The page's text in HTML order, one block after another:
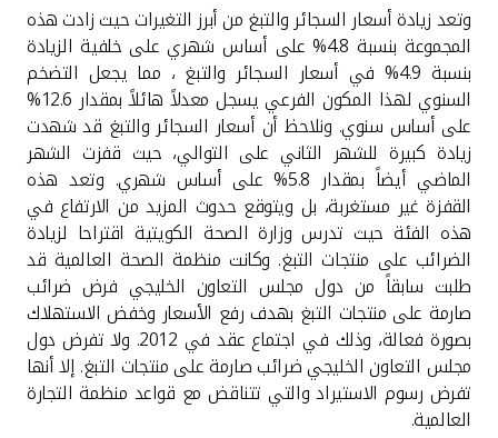
وتعد زيادة أسعار السجائر والتبغ من أبرز التغيرات حيث زادت هذه
المجموعة بنسبة 4.8% على أساس شهري على خلفية الزيادة
بنسبة 4.9% في أسعار السجائر والتبغ ، مما يجعل التضخم
السنوي لهذا المكون الفرعي يسجل معدلاً هائلاً بمقدار 12.6%
على أساس سنوي. ونلاحظ أن أسعار السجائر والتبغ قد شهدت
زيادة كبيرة للشهر الثاني على التوالي، حيث قفزت الشهر
الماضي أيضاً بمقدار 5.8% على أساس شهري. وتعد هذه
القفزة غير مستغربة، بل ويتوقع حدوث المزيد من الارتفاع في
هذه الفئة حيث تدرس وزارة الصحة الكويتية اقتراحا لزيادة
الضرائب على منتجات التبغ. وكانت منظمة الصحة العالمية قد
طلبت سابقاً من دول مجلس التعاون الخليجي فرض ضرائب
صارمة على منتجات التبغ بهدف رفع الأسعار وخفض الاستهلاك
بصورة فعالة، وذلك في اجتماع عقد في 2012. ولا تفرض دول
مجلس التعاون الخليجي ضرائب صارمة على منتجات التبغ. إلا أنها
تفرض رسوم الاستيراد والتي تتناقض مع قواعد منظمة التجارة
العالمية.